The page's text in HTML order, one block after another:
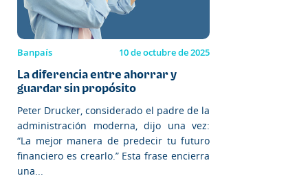
Banpaís 10 de octubre de 2025
La diferencia entre ahorrar y
guardar sin propósito
Peter Drucker, considerado el padre de la
administración moderna, dijo una vez:
“La mejor manera de predecir tu futuro
financiero es crearlo.” Esta frase encierra
una...